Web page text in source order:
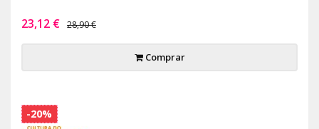
23,12 € 28,90 €
Comprar
-20%